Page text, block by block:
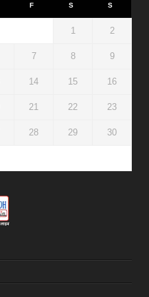
F S S
1 2
7 8 9
14 15 16
21 22 23
28 29 30